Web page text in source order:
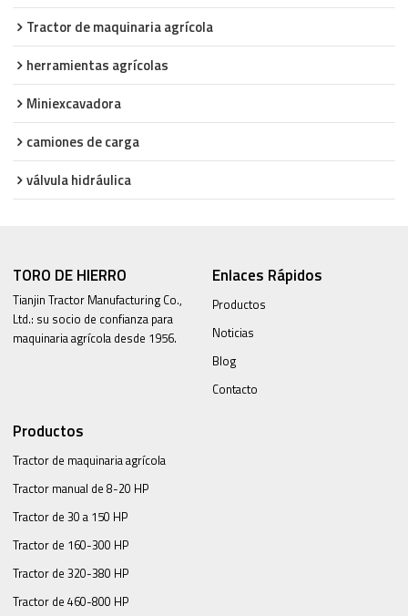
Tractor de maquinaria agrícola
herramientas agrícolas
Miniexcavadora
camiones de carga
válvula hidráulica
TORO DE HIERRO
Tianjin Tractor Manufacturing Co.,
Ltd.: su socio de confianza para
maquinaria agrícola desde 1956.
Enlaces Rápidos
Productos
Noticias
Blog
Contacto
Productos
Tractor de maquinaria agrícola
Tractor manual de 8-20 HP
Tractor de 30 a 150 HP
Tractor de 160-300 HP
Tractor de 320-380 HP
Tractor de 460-800 HP